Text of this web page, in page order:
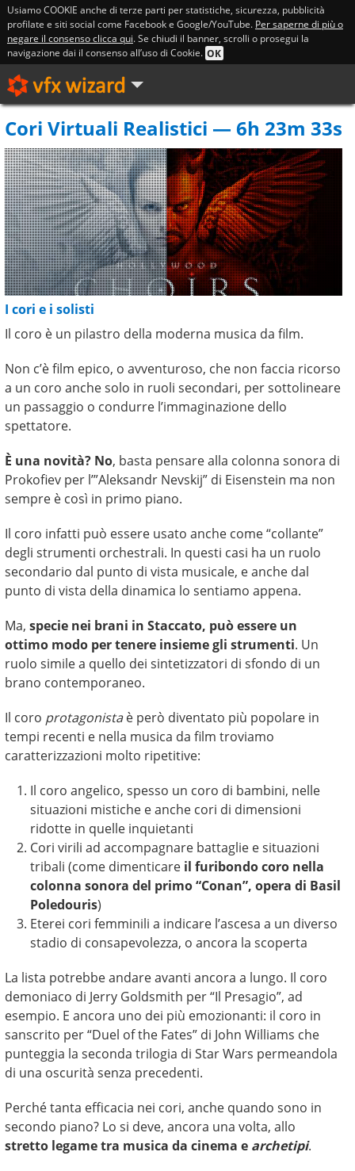
Usiamo COOKIE anche di terze parti per statistiche, sicurezza, pubblicità
profilate e siti social come Facebook e Google/YouTube. Per saperne di più o
negare il consenso clicca qui. Se chiudi il banner, scrolli o prosegui la
navigazione dai il consenso all’uso di Cookie. OK
Cori Virtuali Realistici — 6h 23m 33s
I cori e i solisti
Il coro è un pilastro della moderna musica da film.
Non c’è film epico, o avventuroso, che non faccia ricorso
a un coro anche solo in ruoli secondari, per sottolineare
un passaggio o condurre l’immaginazione dello
spettatore.
È una novità? No, basta pensare alla colonna sonora di
Prokofiev per l’”Aleksandr Nevskij” di Eisenstein ma non
sempre è così in primo piano.
Il coro infatti può essere usato anche come “collante”
degli strumenti orchestrali. In questi casi ha un ruolo
secondario dal punto di vista musicale, e anche dal
punto di vista della dinamica lo sentiamo appena.
Ma,specie nei brani in Staccato, può essere un
ottimo modo per tenere insieme gli strumenti. Un
ruolo simile a quello dei sintetizzatori di sfondo di un
brano contemporaneo.
Il coro protagonistaè però diventato più popolare in
tempi recenti e nella musica da film troviamo
caratterizzazioni molto ripetitive:
Il coro angelico, spesso un coro di bambini, nelle
situazioni mistiche e anche cori di dimensioni
ridotte in quelle inquietanti
Cori virili ad accompagnare battaglie e situazioni
tribali (come dimenticare il furibondo coro nella
colonna sonora del primo “Conan”, opera di Basil
Poledouris)
Eterei cori femminili a indicare l’ascesa a un diverso
stadio di consapevolezza, o ancora la scoperta
La lista potrebbe andare avanti ancora a lungo. Il coro
demoniaco di Jerry Goldsmith per “Il Presagio”, ad
esempio. E ancora uno dei più emozionanti: il coro in
sanscrito per “Duel of the Fates” di John Williams che
punteggia la seconda trilogia di Star Wars permeandola
di una oscurità senza precedenti.
Perché tanta efficacia nei cori, anche quando sono in
secondo piano? Lo si deve, ancora una volta, allo
stretto legame tra musica da cinema e archetipi.